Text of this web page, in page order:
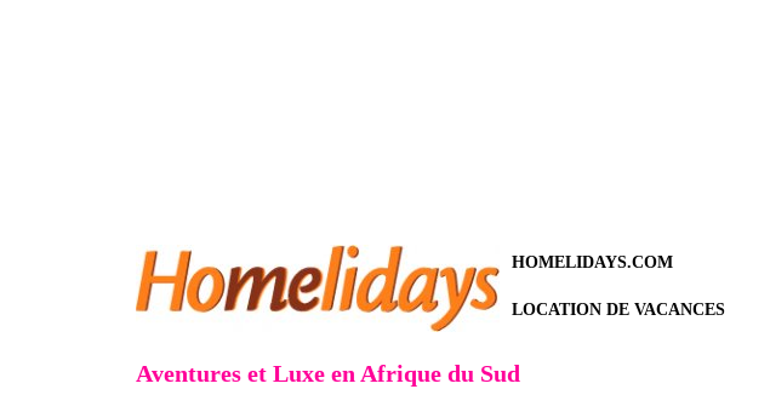
HOMELIDAYS.COM
LOCATION DE VACANCES
Aventures et Luxe en Afrique du Sud